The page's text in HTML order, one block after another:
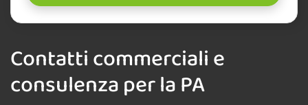
Contatti commerciali e
consulenza per la PA